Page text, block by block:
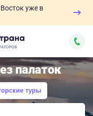
уже в
палаток
туры